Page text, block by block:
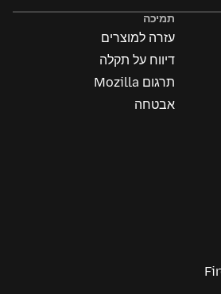
Mozillaתמיכה
עזרה למוצרים
דיווח על תקלה
תרגום Mozilla
אבטחה